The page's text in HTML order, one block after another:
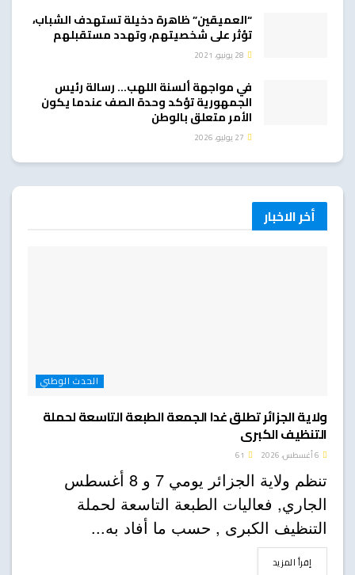
“العميقين” ظاهرة دخيلة تستهدف الشباب،
تؤثر على شخصيتهم، وتهدد مستقبلهم
في مواجهة ألسنة اللهب… رسالة رئيس
الجمهورية تؤكد وحدة الصف عندما يكون
الأمر متعلق بالوطن
أخر الاخبار
الحدث الوطني
ولاية الجزائر تطلق غدا الجمعة الطبعة التاسعة لحملة
التنظيف الكبرى
تنظم ولاية الجزائر يومي 7 و 8 أغسطس
الجاري, فعاليات الطبعة التاسعة لحملة
التنظيف الكبرى , حسب ما أفاد به...
إقرأ المزيدDETAILS